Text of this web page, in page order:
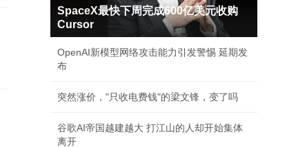
SpaceX最快下周完成600亿美元收购
Cursor
OpenAI新模型网络攻击能力引发警惕 延期发
布
突然涨价，"只收电费钱"的梁文锋，变了吗
谷歌AI帝国越建越大 打江山的人却开始集体
离开